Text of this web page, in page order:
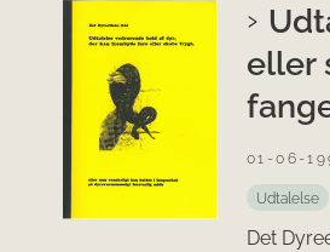
eller
01-06-
Udtalelse
Det